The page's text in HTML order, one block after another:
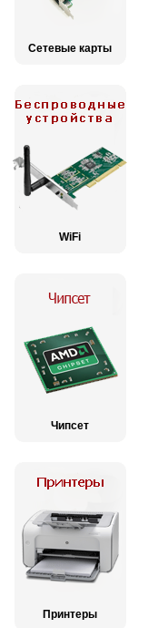
Сетевые карты
WiFi
Чипсет
Принтеры